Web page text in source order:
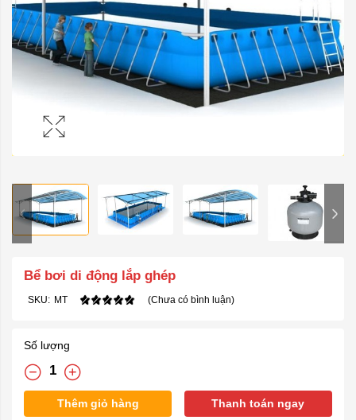
Bể bơi di động lắp ghép
SKU: MT (Chưa có bình luận)
Số lượng
Thêm giỏ hàng Thanh toán ngay